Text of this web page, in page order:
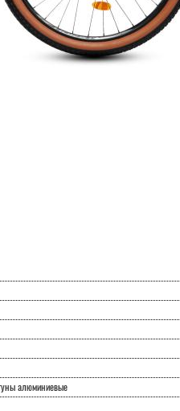
алюминиевые